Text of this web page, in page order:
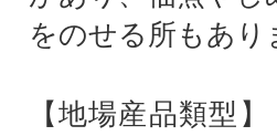
をのせる所もあり
【地場産品類型